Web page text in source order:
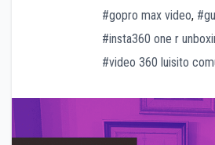
#gopro max video,
#insta360 one r
#video 360 luisito